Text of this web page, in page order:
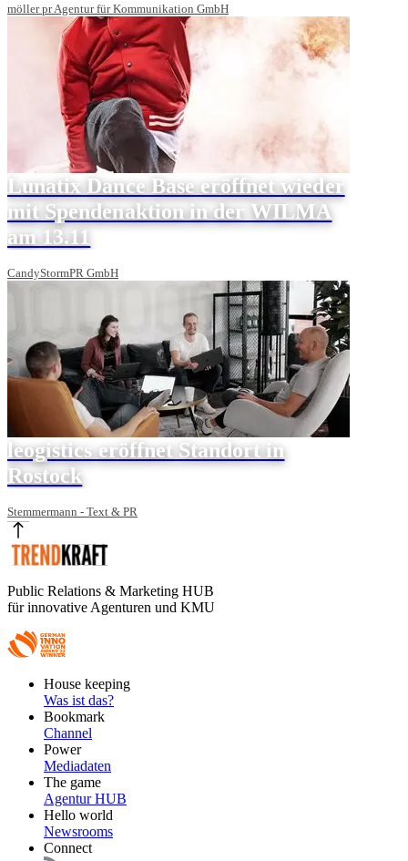
möller pr Agentur für Kommunikation GmbH
Lunatix Dance Base eröffnet wieder
mit Spendenaktion in der WILMA
am 13.11
CandyStormPR GmbH
leogistics eröffnet Standort in
Rostock
Stemmermann - Text & PR
Public Relations & Marketing HUB
für innovative Agenturen und KMU
FooterHouse keeping
Was ist das?
Bookmark
Channel
Power
Mediadaten
The game
Agentur HUB
Hello world
Newsrooms
Connect